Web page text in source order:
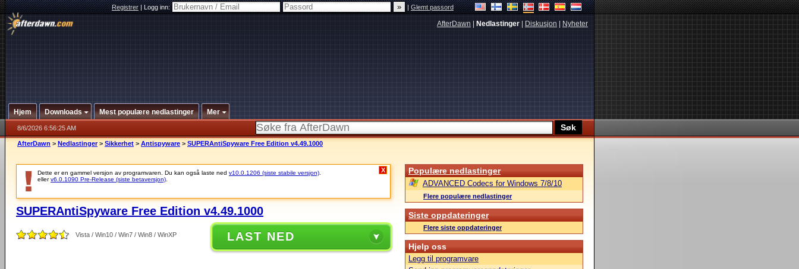
Registrer|Logg inn: |Glemt passord
AfterDawn Nedlastinger Diskusjon Nyheter
Hjem Downloads Mest populære nedlastinger Mer
8/6/2026 6:56:25 AM
AfterDawn > Nedlastinger > Sikkerhet > Antispyware > SUPERAntiSpyware Free Edition v4.49.1000
Dette er en gammel versjon av programvaren. Du kan også laste ned v10.0.1206 (siste stabile versjon)
ellerv6.0.1090 Pre-Release (siste betaversjon)
X
SUPERAntiSpyware Free Edition v4.49.1000
Vista / Win10 / Win7 / Win8 / WinXP LAST NED
Populære nedlastinger
ADVANCED Codecs for Windows 7/8/10
Flere populære nedlastinger
Siste oppdateringer
Flere siste oppdateringer
Hjelp oss
Legg til programvare